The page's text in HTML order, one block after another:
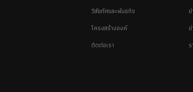
วิสัยทัศและพันธกิจ
โครงสร้างองค์
ติดต่อเรา